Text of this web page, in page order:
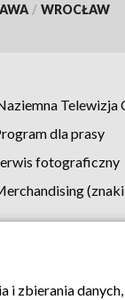
/ WROCŁAW
Telewizja
dla prasy
fotograficzny
Biuro reklamy
zbierania